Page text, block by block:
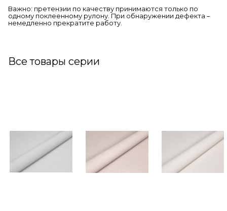
Важно: претензии по качеству принимаются только по
одному поклеенному рулону. При обнаружении дефекта –
немедленно прекратите работу.
Все товары серии